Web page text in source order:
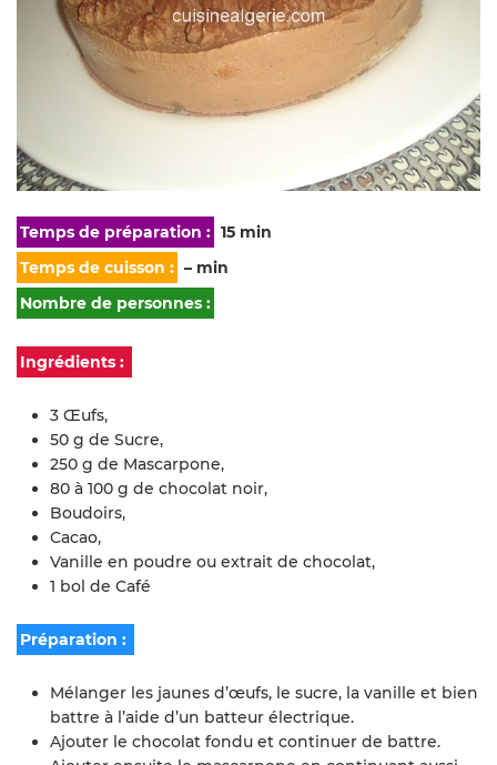
Temps de préparation : 15 min
Temps de cuisson : – min
Nombre de personnes :
Ingrédients :
3 Œufs,
50 g de Sucre,
250 g de Mascarpone,
80 à 100 g de chocolat noir,
Boudoirs,
Cacao,
Vanille en poudre ou extrait de chocolat,
1 bol de Café
Préparation :
Mélanger les jaunes d’œufs, le sucre, la vanille et bien
battre à l’aide d’un batteur électrique.
Ajouter le chocolat fondu et continuer de battre.